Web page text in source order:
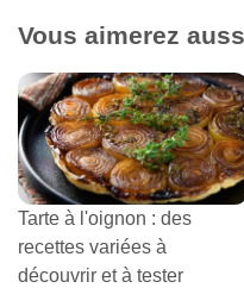
Vous aimerez
Tarte à l'oignon : des
recettes variées à
découvrir et à tester